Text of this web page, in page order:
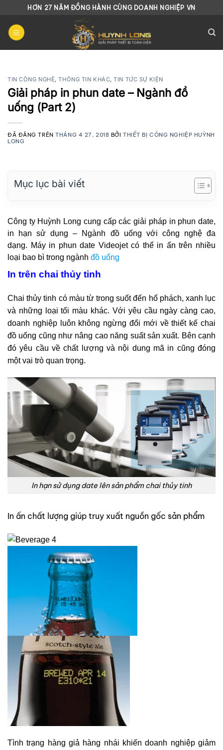
Chuyển
nội
dung
HƠN 27 NĂM ĐỒNG HÀNH CÙNG DOANH NGHIỆP VN
TIN CÔNG NGHỆ,THÔNG TIN KHÁC,TIN TỨC SỰ KIỆN
Giải pháp in phun date – Ngành đồ
uống (Part 2)
ĐÃ ĐĂNG TRÊNTHÁNG 4 27, 2018 BỞITHIẾT BỊ CÔNG NGHIỆP HUỲNH
LONG
Mục lục bài viết
Công ty Huỳnh Long cung cấp các giải pháp in phun date,
in hạn sử dụng – Ngành đồ uống với công nghệ đa
dạng. Máy in phun date Videojet có thể in ấn trên nhiều
loại bao bì trong ngành đồ uống
In trên chai thủy tinh
Chai thủy tinh có màu từ trong suốt đến hổ phách, xanh lục
và những loại tối màu khác. Với yêu cầu ngày càng cao,
doanh nghiệp luôn không ngừng đổi mới về thiết kế chai
đồ uống cũng như nâng cao năng suất sản xuất. Bên cạnh
đó yêu cầu về chất lượng và nội dung mã in cũng đóng
một vai trò quan trọng.
In hạn sử dụng date lên sản phẩm chai thủy tinh
In ấn chất lượng giúp truy xuất nguồn gốc sản phẩm
Tình trạng hàng giả hàng nhái khiến doanh nghiệp giảm